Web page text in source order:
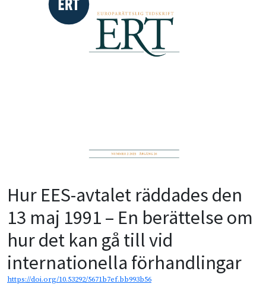
Hur EES-avtalet räddades den
13 maj 1991 – En berättelse om
hur det kan gå till vid
internationella förhandlingar
https://doi.org/10.53292/5671b7ef.bb993b56